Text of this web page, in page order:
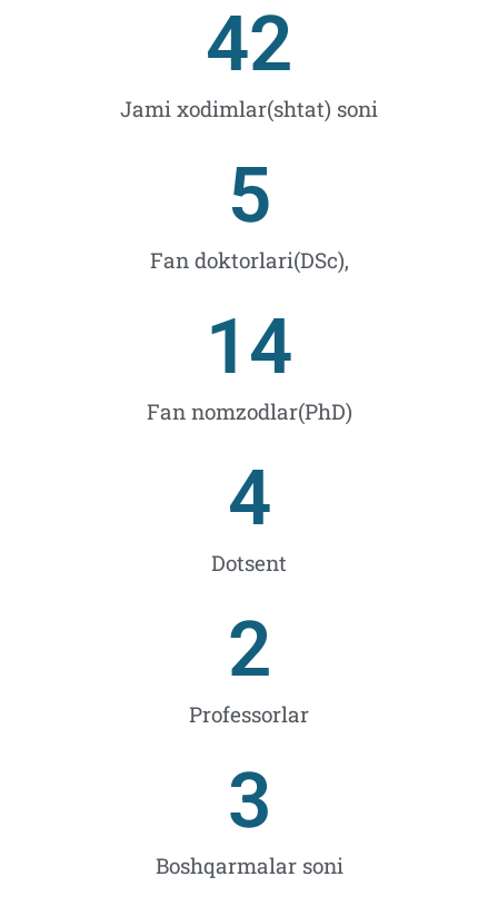
Jami xodimlar(shtat) soni
42
Fan doktorlari(DSc),
5
Fan nomzodlar(PhD)
14
Dotsent
4
Professorlar
2
Boshqarmalar soni
3